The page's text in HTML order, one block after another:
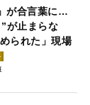
が合言葉に…
が止まらな
られた」現場